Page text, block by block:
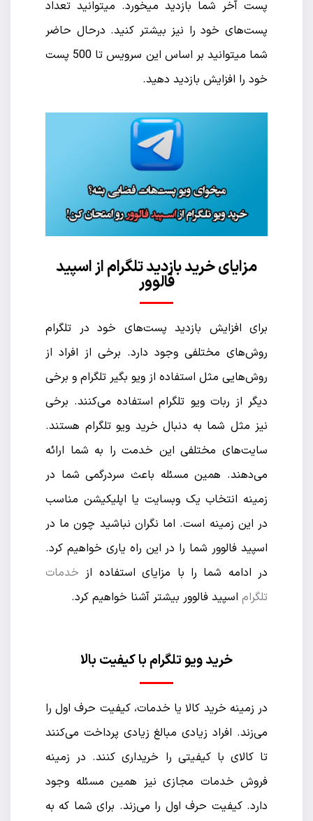
پست آخر شما بازدید میخورد. میتوانید تعداد
پست‌های خود را نیز بیشتر کنید. درحال حاضر
شما میتوانید بر اساس این سرویس تا 500 پست
خود را افزایش بازدید دهید.
مزایای خرید بازدید تلگرام از اسپید
فالوور
برای افزایش بازدید پست‌های خود در تلگرام
روش‌های مختلفی وجود دارد. برخی از افراد از
روش‌هایی مثل استفاده از ویو بگیر تلگرام و برخی
دیگر از ربات ویو تلگرام استفاده می‌کنند. برخی
نیز مثل شما به دنبال خرید ویو تلگرام هستند.
سایت‌های مختلفی این خدمت را به شما ارائه
می‌دهند. همین مسئله باعث سردرگمی شما در
زمینه انتخاب یک وبسایت یا اپلیکیشن مناسب
در این زمینه است. اما نگران نباشید چون ما در
اسپید فالوور شما را در این راه یاری خواهیم کرد.
در ادامه شما را با مزایای استفاده از خدمات
تلگرام اسپید فالوور بیشتر آشنا خواهیم کرد.
خرید ویو تلگرام با کیفیت بالا
در زمینه خرید کالا یا خدمات، کیفیت حرف اول را
می‌زند. افراد زیادی مبالغ زیادی پرداخت می‌کنند
تا کالای با کیفیتی را خریداری کنند. در زمینه
فروش خدمات مجازی نیز همین مسئله وجود
دارد. کیفیت حرف اول را می‌زند. برای شما که به